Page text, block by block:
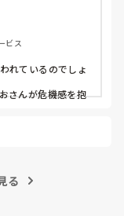
ビス
れているのでしょ
さんが危機感を抱
なく、療法士もや
ハの仕事じゃない
る